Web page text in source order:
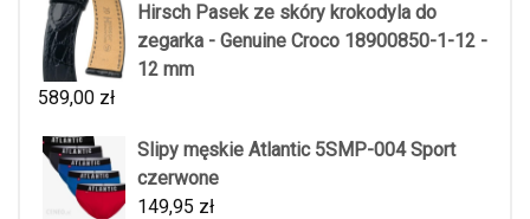
Hirsch Pasek ze skóry krokodyla do
zegarka - Genuine Croco 18900850-1-12 -
12 mm
589,00 zł
Slipy męskie Atlantic 5SMP-004 Sport
czerwone
149,95 zł